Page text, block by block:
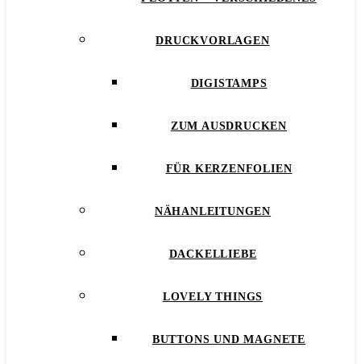
DRUCKVORLAGEN
DIGISTAMPS
ZUM AUSDRUCKEN
FÜR KERZENFOLIEN
NÄHANLEITUNGEN
DACKELLIEBE
LOVELY THINGS
BUTTONS UND MAGNETE